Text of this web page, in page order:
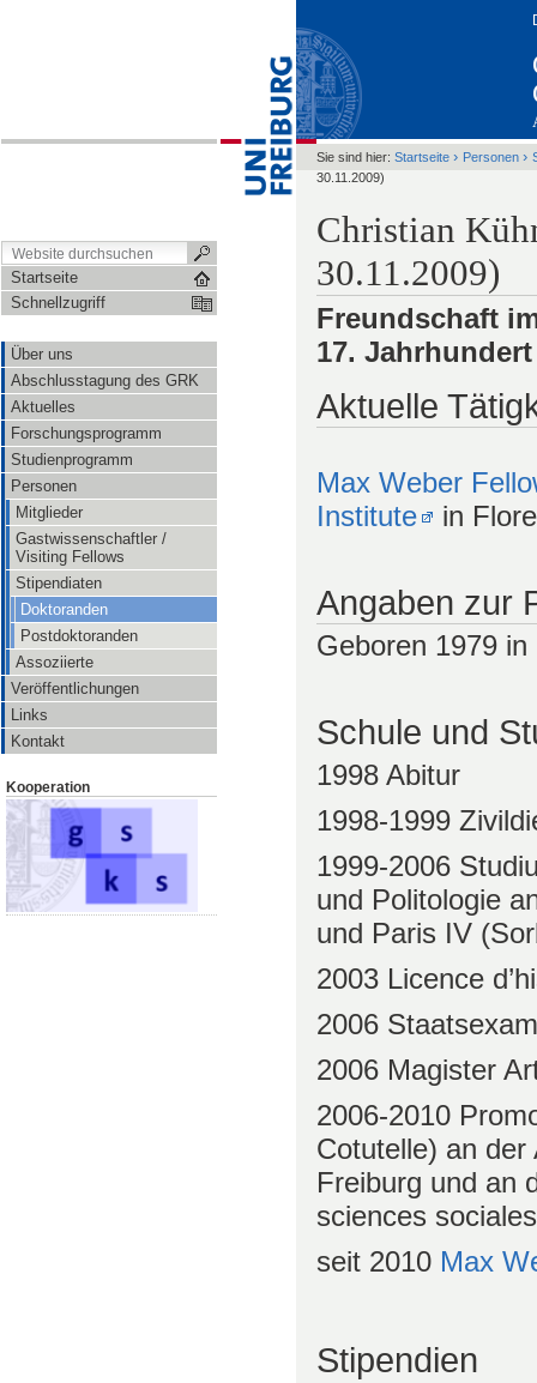
Startseite
Schnellzugriff
Über uns
Abschlusstagung des GRK
Aktuelles
Forschungsprogramm
Studienprogramm
Personen
Mitglieder
Gastwissenschaftler /
Visiting Fellows
Stipendiaten
Doktoranden
Postdoktoranden
Assoziierte
Veröffentlichungen
Links
Kontakt
Kooperation
Sie sind hier: Startseite › Personen ›
30.11.2009)
Christian
30.11.2009)
Freundschaft
17.
Aktuelle
Max Weber
Institute
in
Angaben zur
Geboren 1979
Schule und
1998 Abitur
1998-1999
1999-2006
und Politologie
und Paris IV
2003 Licence
2006
2006 Magister
2006-2010
Cotutelle) an
Freiburg und an
sciences
seit 2010 Max
Stipendien